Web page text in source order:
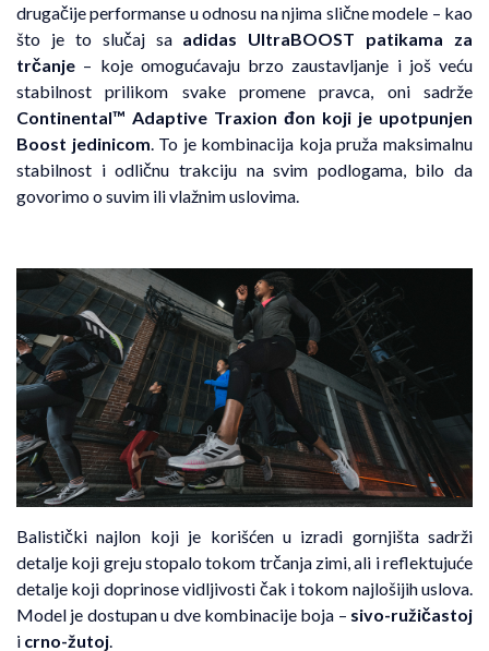
drugačije performanse u odnosu na njima slične modele – kao
što je to slučaj sa adidas UltraBOOST patikama za
trčanje – koje omogućavaju brzo zaustavljanje i još veću
stabilnost prilikom svake promene pravca, oni sadrže
Continental™ Adaptive Traxion đon koji je upotpunjen
Boost jedinicom . To je kombinacija koja pruža maksimalnu
stabilnost i odličnu trakciju na svim podlogama, bilo da
govorimo o suvim ili vlažnim uslovima.
Balistički najlon koji je korišćen u izradi gornjišta sadrži
detalje koji greju stopalo tokom trčanja zimi, ali i reflektujuće
detalje koji doprinose vidljivosti čak i tokom najlošijih uslova.
Model je dostupan u dve kombinacije boja – sivo-ružičastoj
i crno-žutoj